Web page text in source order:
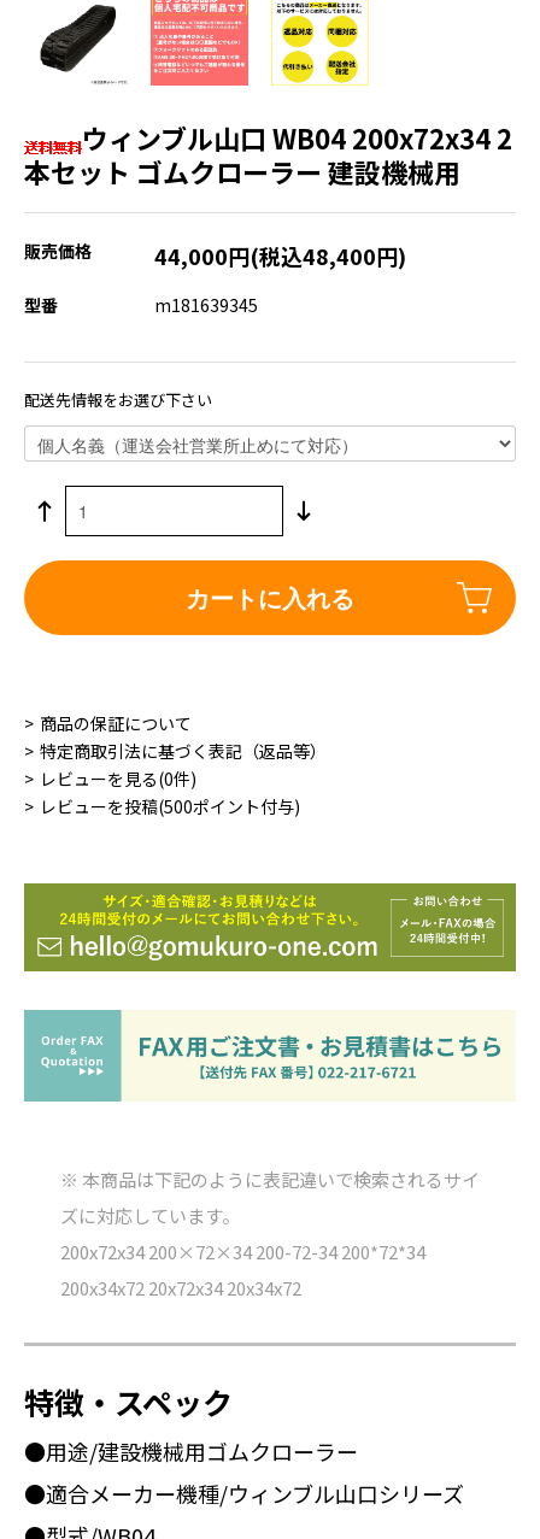
ウィンブル山口 WB04 200x72x34 2
本セット ゴムクローラー 建設機械用
販売価格 44,000円(税込48,400円)
型番 m181639345
配送先情報をお選び下さい
カートに入れる
商品の保証について
特定商取引法に基づく表記（返品等）
レビューを見る(0件)
レビューを投稿(500ポイント付与)
※ 本商品は下記のように表記違いで検索されるサイ
ズに対応しています。
200x72x34 200×72×34 200-72-34 200*72*34
200x34x72 20x72x34 20x34x72
特徴・スペック
●用途/建設機械用ゴムクローラー
●適合メーカー機種/ウィンブル山口シリーズ